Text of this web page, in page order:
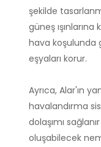
şekilde
güneş ışınlarına
hava koşulunda
eşyaları korur.
Ayrıca, Alar'ın
havalandırma
dolaşımı
oluşabilecek